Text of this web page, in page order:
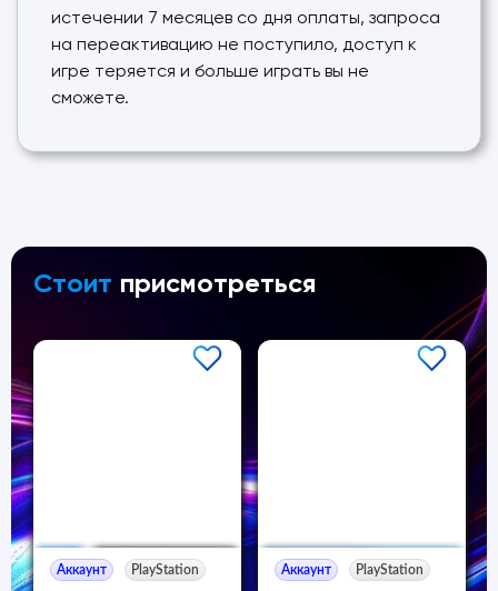
истечении 7 месяцев со дня оплаты, запроса
на переактивацию не поступило, доступ к
игре теряется и больше играть вы не
сможете.
Стоит присмотреться
Аккаунт PlayStation Аккаунт PlayStation